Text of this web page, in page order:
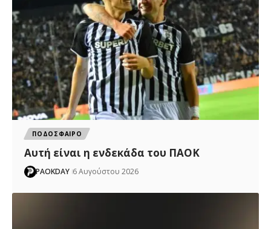
ΠΟΔΟΣΦΑΙΡΟ
Αυτή είναι η ενδεκάδα του ΠΑΟΚ
PAOKDAY 6 Αυγούστου 2026